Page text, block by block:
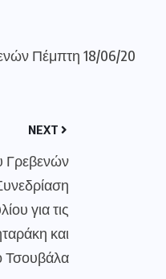
Πέμπτη 18/06/20
NEXT
Γρεβενών
για τις
και
Τσουβάλα